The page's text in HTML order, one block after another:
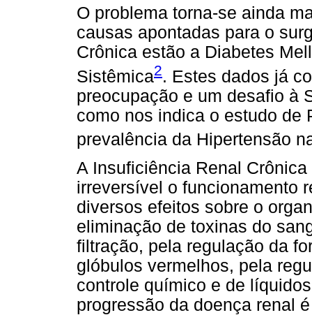
O problema torna-se ainda
causas apontadas para o
Crônica estão a Diabetes
Sistêmica2. Estes dados já
preocupação e um desafio à
como nos indica o estudo de
prevalência da Hipertensão
A Insuficiência Renal
irreversível o funcionamento
diversos efeitos sobre o
eliminação de toxinas do
filtração, pela regulação da
glóbulos vermelhos, pela
controle químico e de
progressão da doença renal